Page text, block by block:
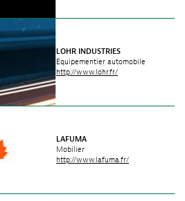
LOHR INDUSTRIES
Equipementier automobile
http://www.lohr.fr/
LAFUMA
Mobilier
http://www.lafuma.fr/